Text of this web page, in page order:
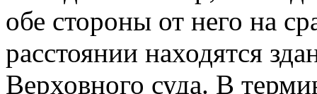
обе стороны от него на
расстоянии находятся
Верховного суда. В